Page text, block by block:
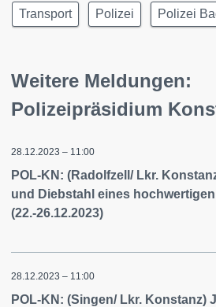
Transport Polizei Polizei
Weitere Meldungen:
Polizeipräsidium
28.12.2023 – 11:00
POL-KN: (Radolfzell/ Lkr.
und Diebstahl eines
(22.-26.12.2023)
28.12.2023 – 11:00
POL-KN: (Singen/ Lkr. Konstanz)